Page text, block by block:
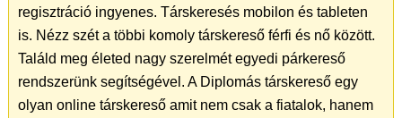
regisztráció ingyenes. Társkeresés mobilon és tableten
is. Nézz szét a többi komoly társkereső férfi és nő között.
Találd meg életed nagy szerelmét egyedi párkereső
rendszerünk segítségével. A Diplomás társkereső egy
olyan online társkereső amit nem csak a fiatalok, hanem